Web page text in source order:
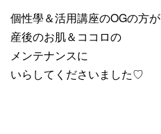
個性學＆活用講座のOGの方が
産後のお肌＆ココロの
メンテナンスに
いらしてくださいました♡